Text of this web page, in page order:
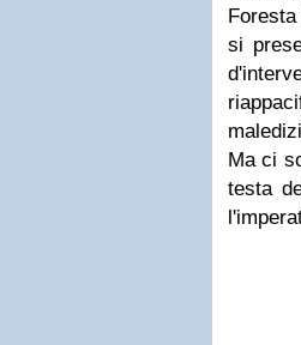
si
Ma ci
testa